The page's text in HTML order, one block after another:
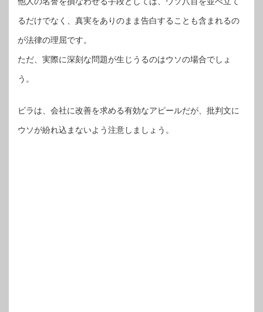
るだけでなく、真実をありのまま告白することも含まれるの
が法律の理屈です。
ただ、実際に深刻な問題が生じうるのはウソの場合でしょ
う。
ビラは、会社に改善を求める有効なアピールだが、批判文に
ウソが紛れ込まないよう注意しましょう。